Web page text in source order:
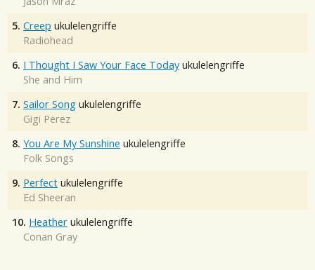
5. Creep ukulelengriffe
Radiohead
6. I Thought I Saw Your Face Today ukulelengriffe
She and Him
7. Sailor Song ukulelengriffe
Gigi Perez
8. You Are My Sunshine ukulelengriffe
Folk Songs
9. Perfect ukulelengriffe
Ed Sheeran
10. Heather ukulelengriffe
Conan Gray